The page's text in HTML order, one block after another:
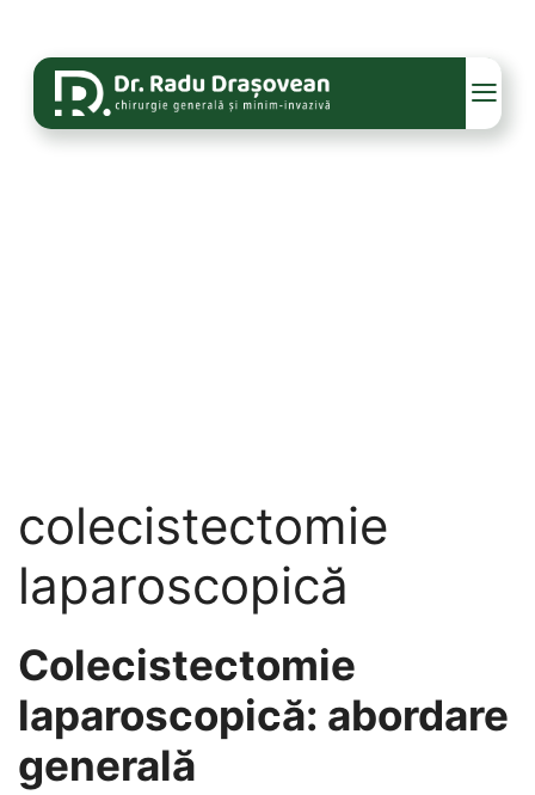
colecistectomie
laparoscopică
Colecistectomie
laparoscopică: abordare
generală